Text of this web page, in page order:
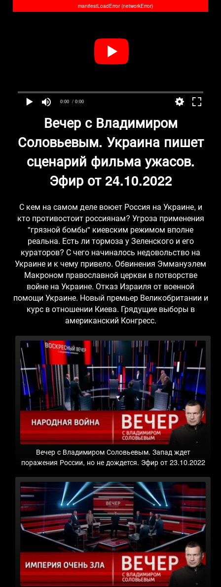
0:00 / 0:00
manifestLoadError (networkError)
Вечер с Владимиром
Соловьевым. Украина пишет
сценарий фильма ужасов.
Эфир от 24.10.2022
С кем на самом деле воюет Россия на Украине, и
кто противостоит россиянам? Угроза применения
"грязной бомбы" киевским режимом вполне
реальна. Есть ли тормоза у Зеленского и его
кураторов? С чего начиналось недовольство на
Украине и к чему привело. Обвинения Эммануэлем
Макроном православной церкви в потворстве
войне на Украине. Отказ Израиля от военной
помощи Украине. Новый премьер Великобритании и
курс в отношении Киева. Грядущие выборы в
американский Конгресс.
Вечер с Владимиром Соловьевым. Запад ждет
поражения России, но не дождется. Эфир от 23.10.2022